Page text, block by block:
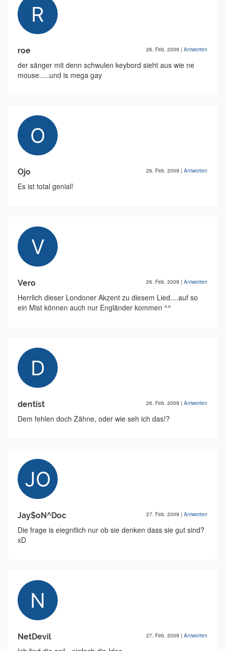
roe 26. Feb. 2009 | Antworten
der sänger mit denn schwulen keybord sieht aus wie ne
mouse.....und is mega gay
Ojo 26. Feb. 2009 | Antworten
Es ist total genial!
Vero 26. Feb. 2009 | Antworten
Herrlich dieser Londoner Akzent zu diesem Lied....auf so
ein Mist können auch nur Engländer kommen ^^
dentist 26. Feb. 2009 | Antworten
Dem fehlen doch Zähne, oder wie seh ich das!?
Jay$oN^Doc 27. Feb. 2009 | Antworten
Die frage is eiegntlich nur ob sie denken dass sie gut sind?
xD
NetDevil 27. Feb. 2009 | Antworten